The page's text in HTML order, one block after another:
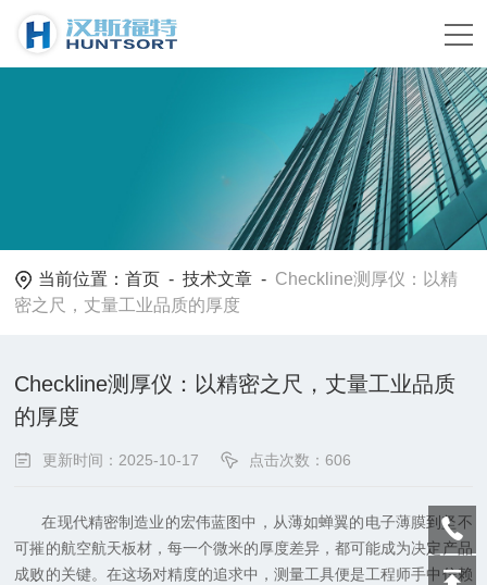
当前位置：首页 -技术文章 - Checkline测厚仪：以精
密之尺，丈量工业品质的厚度
Checkline测厚仪：以精密之尺，丈量工业品质
的厚度
更新时间：2025-10-17 点击次数：606
在现代精密制造业的宏伟蓝图中，从薄如蝉翼的电子薄膜到坚不
可摧的航空航天板材，每一个微米的厚度差异，都可能成为决定产品
成败的关键。在这场对精度的追求中，测量工具便是工程师手中信赖